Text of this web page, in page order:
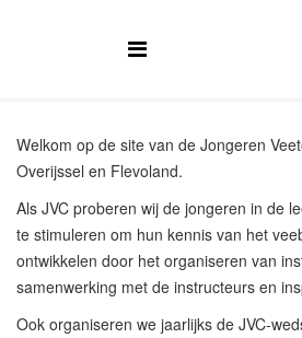
Welkom op de site van de Jongeren
Overijssel en Flevoland.
Als JVC proberen wij de jongeren in de
te stimuleren om hun kennis van het
ontwikkelen door het organiseren van
samenwerking met de instructeurs en
Ook organiseren we jaarlijks de JVC-